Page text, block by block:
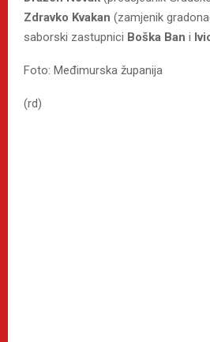
Zdravko Kvakan (zamjenik
saborski zastupnici Boška Ban i
Foto: Međimurska županija
(rd)